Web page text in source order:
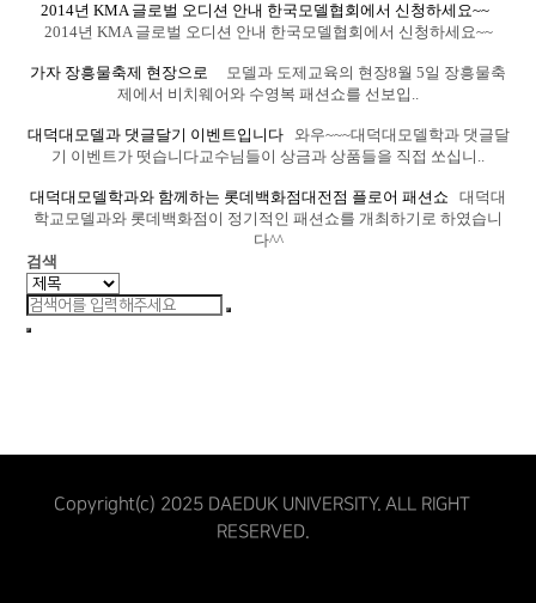
2014년 KMA 글로벌 오디션 안내 한국모델협회에서 신청하세요~~
2014년 KMA 글로벌 오디션 안내 한국모델협회에서 신청하세요~~
가자 장흥물축제 현장으로
모델과 도제교육의 현장8월 5일 장흥물축
제에서 비치웨어와 수영복 패션쇼를 선보입..
대덕대모델과 댓글달기 이벤트입니다
와우~~~대덕대모델학과 댓글달
기 이벤트가 떳습니다교수님들이 상금과 상품들을 직접 쏘십니..
대덕대모델학과와 함께하는 롯데백화점대전점 플로어 패션쇼
대덕대
학교모델과와 롯데백화점이 정기적인 패션쇼를 개최하기로 하였습니
다^^
검색
Copyright(c) 2025 DAEDUK UNIVERSITY. ALL RIGHT
RESERVED.